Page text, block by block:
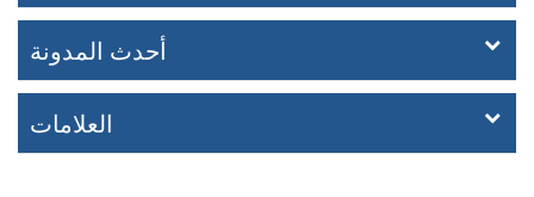
أحدث المدونة
العلامات